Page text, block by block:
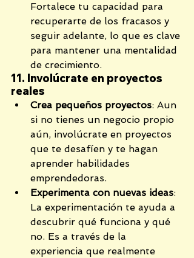
Fortalece tu capacidad para
recuperarte de los fracasos y
seguir adelante, lo que es clave
para mantener una mentalidad
de crecimiento.
11. Involúcrate en proyectos
reales
Crea pequeños proyectos: Aun
si no tienes un negocio propio
aún, involúcrate en proyectos
que te desafíen y te hagan
aprender habilidades
emprendedoras.
Experimenta con nuevas ideas:
La experimentación te ayuda a
descubrir qué funciona y qué
no. Es a través de la
experiencia que realmente